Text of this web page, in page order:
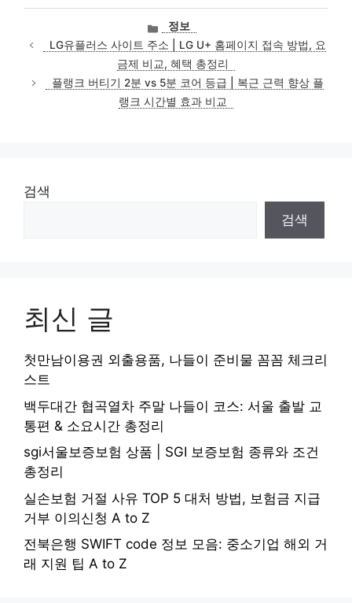
카
테
고
리
정보
LG유플러스 사이트 주소 | LG U+ 홈페이지 접속 방법, 요
금제 비교, 혜택 총정리
플랭크 버티기 2분 vs 5분 코어 등급 | 복근 근력 향상 플
랭크 시간별 효과 비교
검색
검색
최신 글
첫만남이용권 외출용품, 나들이 준비물 꼼꼼 체크리
스트
백두대간 협곡열차 주말 나들이 코스: 서울 출발 교
통편 & 소요시간 총정리
sgi서울보증보험 상품 | SGI 보증보험 종류와 조건
총정리
실손보험 거절 사유 TOP 5 대처 방법, 보험금 지급
거부 이의신청 A to Z
전북은행 SWIFT code 정보 모음: 중소기업 해외 거
래 지원 팁 A to Z